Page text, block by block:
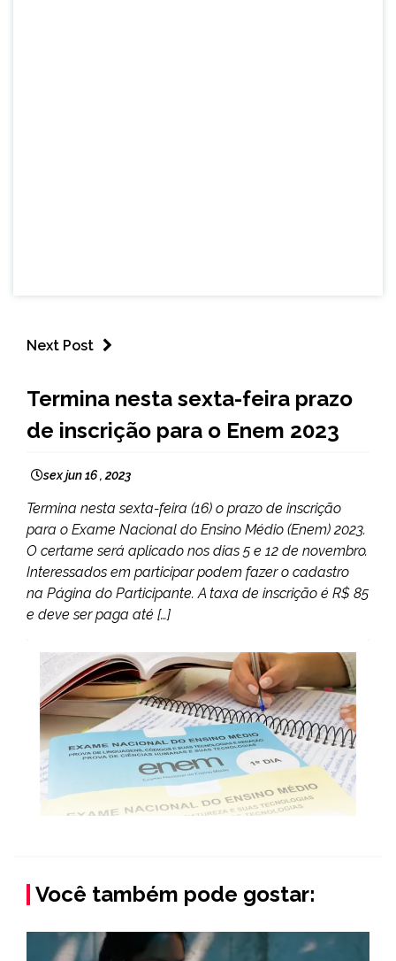
Next Post
NOTÍCIAS
Termina nesta sexta-feira prazo
de inscrição para o Enem 2023
sex jun 16 , 2023
Termina nesta sexta-feira (16) o prazo de inscrição
para o Exame Nacional do Ensino Médio (Enem) 2023.
O certame será aplicado nos dias 5 e 12 de novembro.
Interessados em participar podem fazer o cadastro
na Página do Participante. A taxa de inscrição é R$ 85
e deve ser paga até […]
Você também pode gostar: